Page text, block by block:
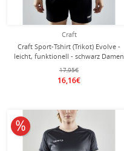
Craft
Craft Sport-Tshirt (Trikot) Evolve -
leicht, funktionell - schwarz Damen
17,95€
16,16€
10% reduziert